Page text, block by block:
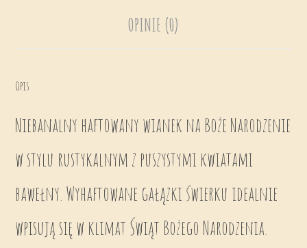
OPINIE (0)
Opis
Niebanalny haftowany wianek na Boże Narodzenie
w stylu rustykalnym z puszystymi kwiatami
bawełny. Wyhaftowane gałązki świerku idealnie
wpisują się w klimat Świąt Bożego Narodzenia.